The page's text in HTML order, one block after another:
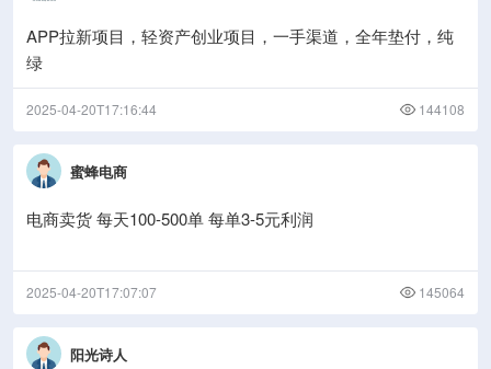
APP拉新项目，轻资产创业项目，一手渠道，全年垫付，纯
绿
2025-04-20T17:16:44 144108
蜜蜂电商
电商卖货 每天100-500单 每单3-5元利润
2025-04-20T17:07:07 145064
阳光诗人